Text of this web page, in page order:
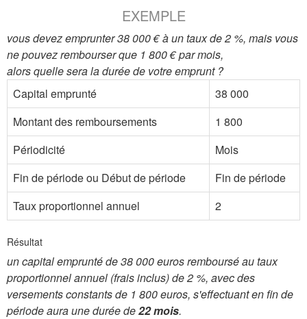
EXEMPLE
vous devez emprunter 38 000 € à un taux de 2 %, mais vous
ne pouvez rembourser que 1 800 € par mois,
alors quelle sera la durée de votre emprunt ?
Capital emprunté
38 000
Montant des remboursements
1 800
Périodicité
Mois
Fin de période ou Début de période
Fin de période
Taux proportionnel annuel
2
Résultat
un capital emprunté de 38 000 euros remboursé au taux
proportionnel annuel (frais inclus) de 2 %, avec des
versements constants de 1 800 euros, s'effectuant en fin de
période aura une durée de22 mois.